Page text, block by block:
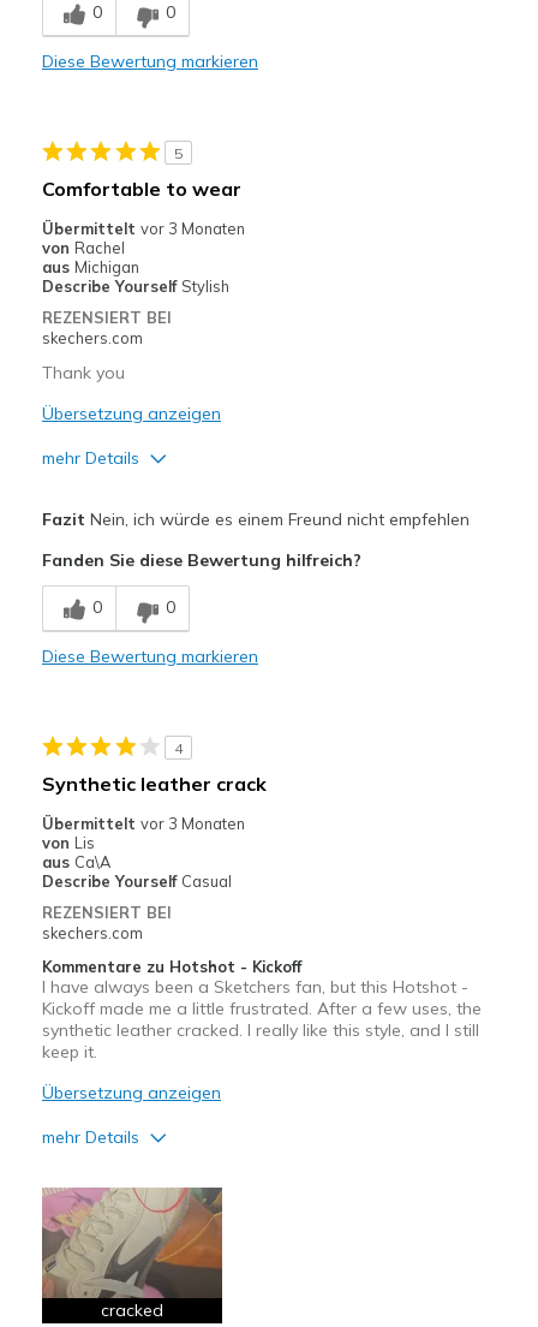
Comfortable
Geeignete Verwendung
Going Out
View On Shoes
Shoes are for Wearing
0 0
Diese Bewertung markieren
5
Comfortable to wear
Übermittelt vor 3 Monaten
von Rachel
aus Michigan
Describe Yourself Stylish
REZENSIERT BEI
skechers.com
Thank you
Übersetzung anzeigen
mehr Details
Breathe Well
Comfortable
Geeignete Verwendung
Width
Sizing
Feels true to size
Fazit Nein, ich würde es einem Freund nicht empfehlen
Fanden Sie diese Bewertung hilfreich?
0 0
Diese Bewertung markieren
4
Synthetic leather crack
Übermittelt vor 3 Monaten
von Lis
aus Ca\A
Describe Yourself Casual
REZENSIERT BEI
skechers.com
Kommentare zu Hotshot - Kickoff
I have always been a Sketchers fan, but this Hotshot -
Kickoff made me a little frustrated. After a few uses, the
synthetic leather cracked. I really like this style, and I still
keep it.
Übersetzung anzeigen
mehr Details
Attractive Design
Breathe Well
Comfortable
cracked